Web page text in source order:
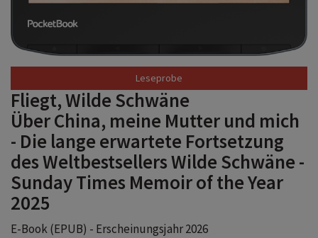
Fliegt, Wilde Schwäne
Über China, meine Mutter und mich
- Die lange erwartete Fortsetzung
des Weltbestsellers Wilde Schwäne -
Sunday Times Memoir of the Year
2025
E-Book (EPUB) - Erscheinungsjahr 2026